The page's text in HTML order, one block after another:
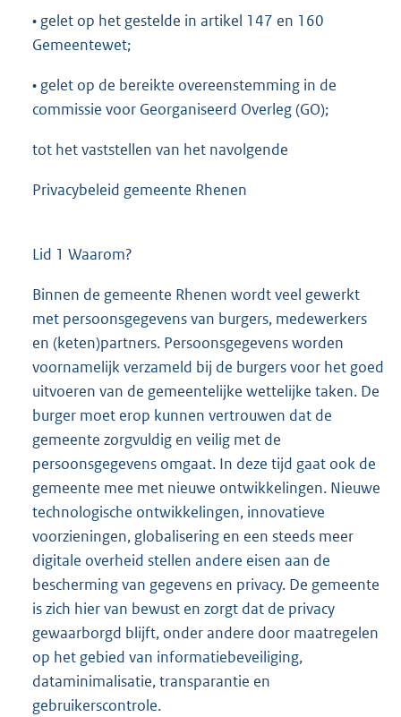
• gelet op het gestelde in artikel 147 en 160
Gemeentewet;
• gelet op de bereikte overeenstemming in de
commissie voor Georganiseerd Overleg (GO);
tot het vaststellen van het navolgende
Privacybeleid gemeente Rhenen
Lid 1 Waarom?
Binnen de gemeente Rhenen wordt veel gewerkt
met persoonsgegevens van burgers, medewerkers
en (keten)partners. Persoonsgegevens worden
voornamelijk verzameld bij de burgers voor het goed
uitvoeren van de gemeentelijke wettelijke taken. De
burger moet erop kunnen vertrouwen dat de
gemeente zorgvuldig en veilig met de
persoonsgegevens omgaat. In deze tijd gaat ook de
gemeente mee met nieuwe ontwikkelingen. Nieuwe
technologische ontwikkelingen, innovatieve
voorzieningen, globalisering en een steeds meer
digitale overheid stellen andere eisen aan de
bescherming van gegevens en privacy. De gemeente
is zich hier van bewust en zorgt dat de privacy
gewaarborgd blijft, onder andere door maatregelen
op het gebied van informatiebeveiliging,
dataminimalisatie, transparantie en
gebruikerscontrole.